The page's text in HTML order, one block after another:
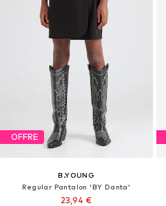
OFFRE
B.YOUNG
Regular Pantalon 'BY Danta'
23,94 €